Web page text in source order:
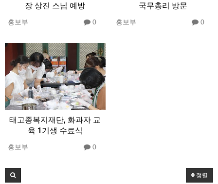
장 상진 스님 예방
홍보부 0
국무총리 방문
홍보부 0
태고종복지재단, 화과자 교
육 1기생 수료식
홍보부 0
정렬